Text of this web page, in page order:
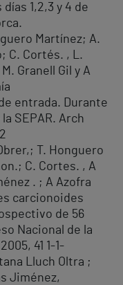
1,2,3 y 4 de
Martínez; A.
C. Cortés. , L.
Granell Gil y A
entrada. Durante
SEPAR. Arch
T. Honguero
C. Cortes. , A
. ; A Azofra
carcionoides
de 56
Nacional de la
41 1-1-
Lluch Oltra ;
Jiménez,